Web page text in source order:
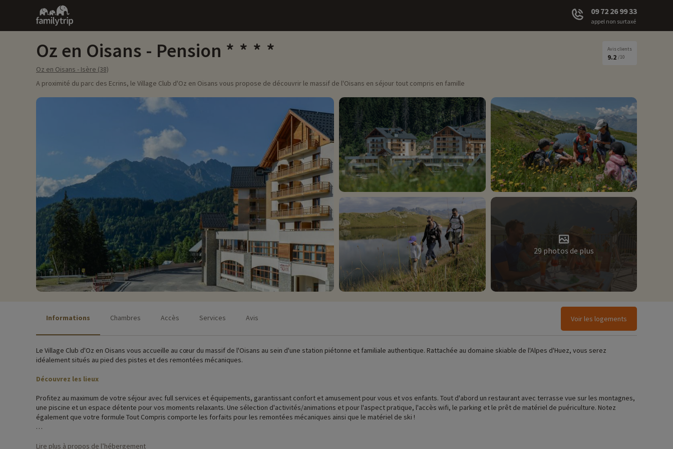
Family
trip
09 72 26 99 33
appel non surtaxé
Oz en Oisans - Pension
Oz en Oisans - Isère (38)
Avis clients
9.2 /10
A proximité du parc des Ecrins, le Village Club d'Oz en Oisans vous propose de découvrir le massif de l'Oisans en séjour tout compris en famille
29 photos de plus
Informations Chambres Accès Services Avis Voir les logements
Le Village Club d'Oz en Oisans vous accueille au cœur du massif de l'Oisans au sein d'une station piétonne et familiale authentique. Rattachée au domaine skiable de l'Alpes d'Huez, vous serez
idéalement situés au pied des pistes et des remontées mécaniques.
Découvrez les lieux
Profitez au maximum de votre séjour avec full services et équipements, garantissant confort et amusement pour vous et vos enfants. Tout d'abord un restaurant avec terrasse vue sur les montagnes,
une piscine et un espace détente pour vos moments relaxants. Une sélection d'activités/animations et pour l'aspect pratique, l'accès wifi, le parking et le prêt de matériel de puériculture. Notez
également que votre formule Tout Compris comporte les forfaits pour les remontées mécaniques ainsi que le matériel de ski !
Lire plus à propos de l’hébergement